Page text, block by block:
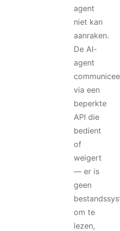
agent
niet kan
aanraken.
De AI-
agent
via een
beperkte
API die
bedient
of
weigert
— er is
geen
om te
lezen,